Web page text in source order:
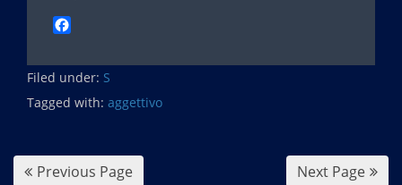
c
e
b
Filed under: S
Tagged with: aggettivo
Previous Page Next Page